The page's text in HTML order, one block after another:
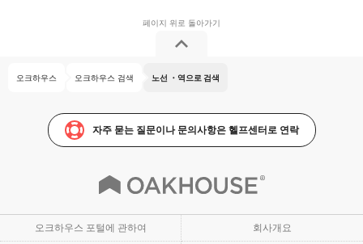
오크하우스 오크하우스 검색 노선 ・역으로 검색
자주 묻는 질문이나 문의사항은 헬프센터로 연락
오크하우스 포털에 관하여 회사개요